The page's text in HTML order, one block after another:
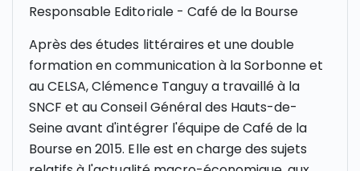
Responsable Editoriale - Café de la Bourse
Après des études littéraires et une double
formation en communication à la Sorbonne et
au CELSA, Clémence Tanguy a travaillé à la
SNCF et au Conseil Général des Hauts-de-
Seine avant d'intégrer l'équipe de Café de la
Bourse en 2015. Elle est en charge des sujets